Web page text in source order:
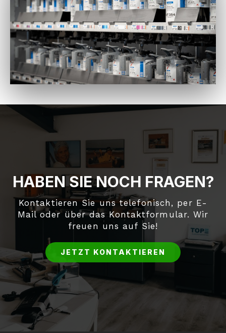
HABEN SIE NOCH FRAGEN?
Kontaktieren Sie uns telefonisch, per E-
Mail oder über das Kontaktformular. Wir
freuen uns auf Sie!
JETZT KONTAKTIEREN